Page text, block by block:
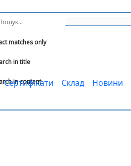
matches only
in title
in content
Сертифікати Cклад Новини